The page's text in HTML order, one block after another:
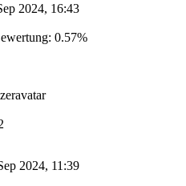
2024, 16:43
0.57%
2024, 11:39